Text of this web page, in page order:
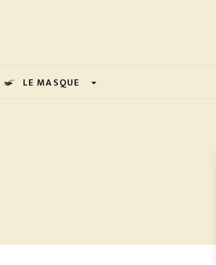
LE MASQUE arrow_drop_down